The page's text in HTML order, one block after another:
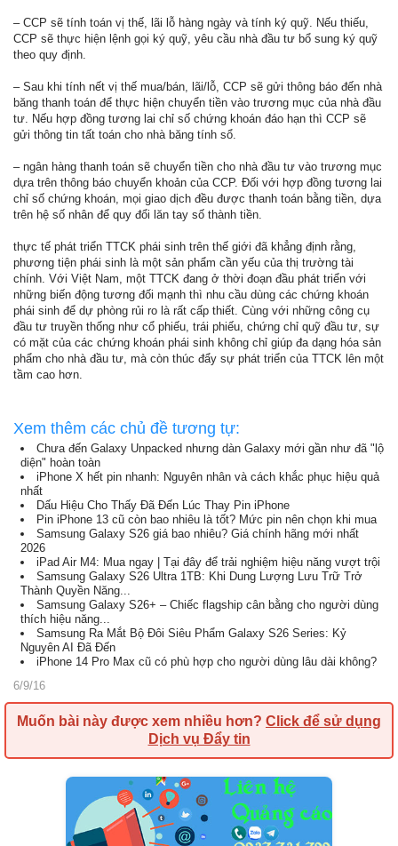
– CCP sẽ tính toán vị thế, lãi lỗ hàng ngày và tính ký quỹ. Nếu thiếu,
CCP sẽ thực hiện lệnh gọi ký quỹ, yêu cầu nhà đầu tư bổ sung ký quỹ
theo quy định.
– Sau khi tính nết vị thế mua/bán, lãi/lỗ, CCP sẽ gửi thông báo đến nhà
băng thanh toán để thực hiện chuyển tiền vào trương mục của nhà đầu
tư. Nếu hợp đồng tương lai chỉ số chứng khoán đáo hạn thì CCP sẽ
gửi thông tin tất toán cho nhà băng tính sổ.
– ngân hàng thanh toán sẽ chuyển tiền cho nhà đầu tư vào trương mục
dựa trên thông báo chuyển khoản của CCP. Đối với hợp đồng tương lai
chỉ số chứng khoán, mọi giao dịch đều được thanh toán bằng tiền, dựa
trên hệ số nhân để quy đổi lăn tay số thành tiền.
thực tế phát triển TTCK phái sinh trên thế giới đã khẳng định rằng,
phương tiện phái sinh là một sản phẩm cần yếu của thị trường tài
chính. Với Việt Nam, một TTCK đang ở thời đoạn đầu phát triển với
những biến động tương đối mạnh thì nhu cầu dùng các chứng khoán
phái sinh để dự phòng rủi ro là rất cấp thiết. Cùng với những công cụ
đầu tư truyền thống như cổ phiếu, trái phiếu, chứng chỉ quỹ đầu tư, sự
có mặt của các chứng khoán phái sinh không chỉ giúp đa dạng hóa sản
phẩm cho nhà đầu tư, mà còn thúc đẩy sự phát triển của TTCK lên một
tầm cao hơn.
Xem thêm các chủ đề tương tự:
Chưa đến Galaxy Unpacked nhưng dàn Galaxy mới gần như đã "lộ
diện" hoàn toàn
iPhone X hết pin nhanh: Nguyên nhân và cách khắc phục hiệu quả
nhất
Dấu Hiệu Cho Thấy Đã Đến Lúc Thay Pin iPhone
Pin iPhone 13 cũ còn bao nhiêu là tốt? Mức pin nên chọn khi mua
Samsung Galaxy S26 giá bao nhiêu? Giá chính hãng mới nhất
2026
iPad Air M4: Mua ngay | Tại đây để trải nghiệm hiệu năng vượt trội
Samsung Galaxy S26 Ultra 1TB: Khi Dung Lượng Lưu Trữ Trở
Thành Quyền Năng...
Samsung Galaxy S26+ – Chiếc flagship cân bằng cho người dùng
thích hiệu năng...
Samsung Ra Mắt Bộ Đôi Siêu Phẩm Galaxy S26 Series: Kỷ
Nguyên AI Đã Đến
iPhone 14 Pro Max cũ có phù hợp cho người dùng lâu dài không?
6/9/16
Muốn bài này được xem nhiều hơn? Click để sử dụng
Dịch vụ Đẩy tin